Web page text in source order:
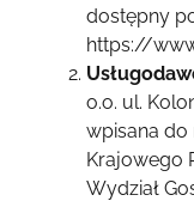
dostępny
https://
o.o. ul.
wpisana
Krajowego
Wydział